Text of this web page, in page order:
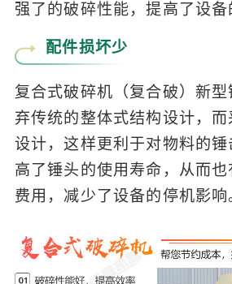
强了的破碎性能，提高了设备
配件损坏少
复合式破碎机（复合破）新
弃传统的整体式结构设计，
设计，这样更利于对物料的
高了锤头的使用寿命，从而
费用，减少了设备的停机影响